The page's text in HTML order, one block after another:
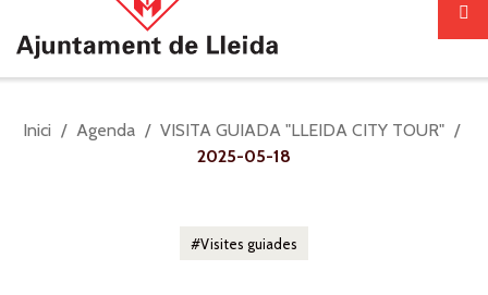
Sou
Inici Agenda
VISITA GUIADA "LLEIDA CITY TOUR"
2025-05-18
Visites guiades